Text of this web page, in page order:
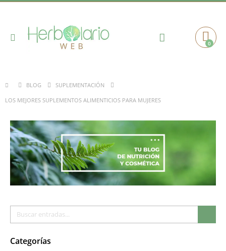
Toggle
Cart0
BLOG
SUPLEMENTACIÓN
LOS MEJORES SUPLEMENTOS ALIMENTICIOS PARA MUJERES
Categorías